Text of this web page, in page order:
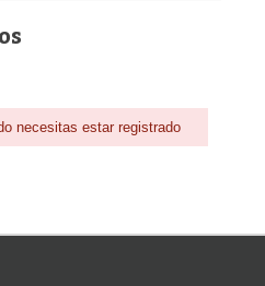
necesitas estar registrado